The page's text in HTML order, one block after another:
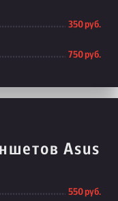
350 руб.
750 руб.
Asus
550 руб.